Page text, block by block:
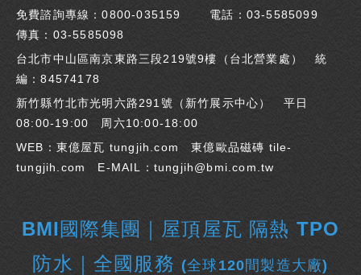
免費諮詢專線：0800-035159 電話： 03-5585099
傳真： 03-5585098
台北市中山區南京東路三段219號9樓（台北營業處） 統
編：84574178
新竹縣竹北市光明六路291號（ 新竹展示中心） 平日
08:00-19:00 周六10:00-18:00
WEB：東億屋瓦 tungjih.com 東億歐品磁磚 tile-
tungjih.com
E-MAIL： tungjih@bmi.com.tw
BMI國際集團｜屋頂屋瓦 隔熱 TPO
防水 ｜全國服務 (全球120間製造大廠)